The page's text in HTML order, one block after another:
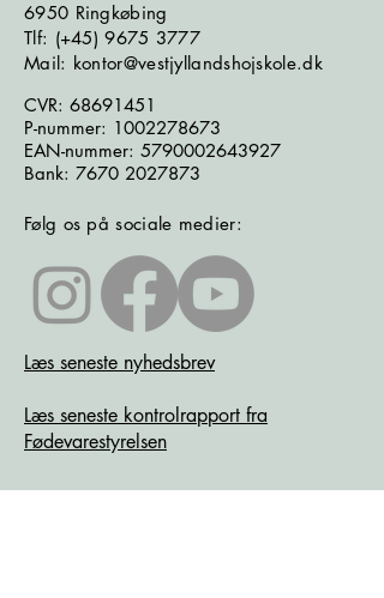
6950 Ringkøbing
​​​Tlf: (+45)9675 3777
Mail: kontor@vestjyllandshojskole.dk
CVR: 68691451
P-nummer: 1002278673
EAN-nummer: 5790002643927
Bank: 7670 2027873
Følg os på sociale medier:
Læs seneste nyhedsbrev
Læs seneste kontrolrapport fra
Fødevarestyrelsen